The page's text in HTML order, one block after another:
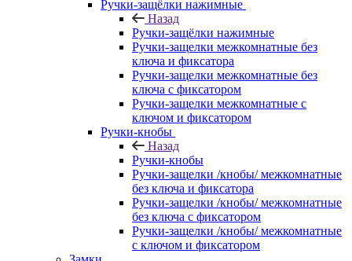
Ручки-защёлки нажимные
Назад
Ручки-защёлки нажимные
Ручки-защелки межкомнатные без
ключа и фиксатора
Ручки-защелки межкомнатные без
ключа с фиксатором
Ручки-защелки межкомнатные с
ключом и фиксатором
Ручки-кнобы
Назад
Ручки-кнобы
Ручки-защелки /кнобы/ межкомнатные
без ключа и фиксатора
Ручки-защелки /кнобы/ межкомнатные
без ключа с фиксатором
Ручки-защелки /кнобы/ межкомнатные
с ключом и фиксатором